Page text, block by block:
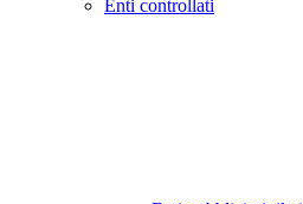
Enti controllati